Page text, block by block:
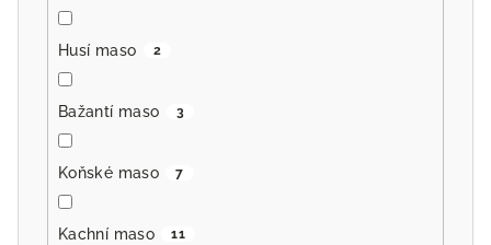
Husí maso 2
Bažantí maso 3
Koňské maso 7
Kachní maso 11